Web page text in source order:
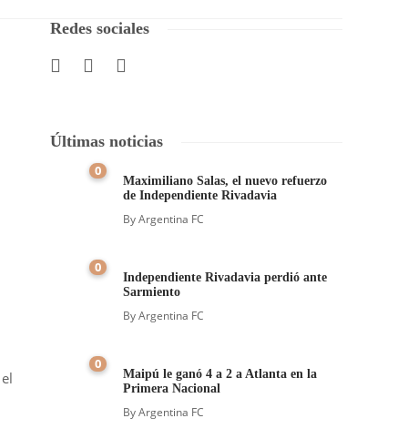
Redes sociales
Últimas noticias
0
Maximiliano Salas, el nuevo refuerzo
de Independiente Rivadavia
ByArgentina FC
0
Independiente Rivadavia perdió ante
Sarmiento
ByArgentina FC
0
Maipú le ganó 4 a 2 a Atlanta en la
Primera Nacional
ByArgentina FC